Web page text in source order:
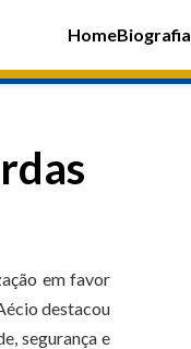
HomeBiografia
em favor
destacou
segurança e